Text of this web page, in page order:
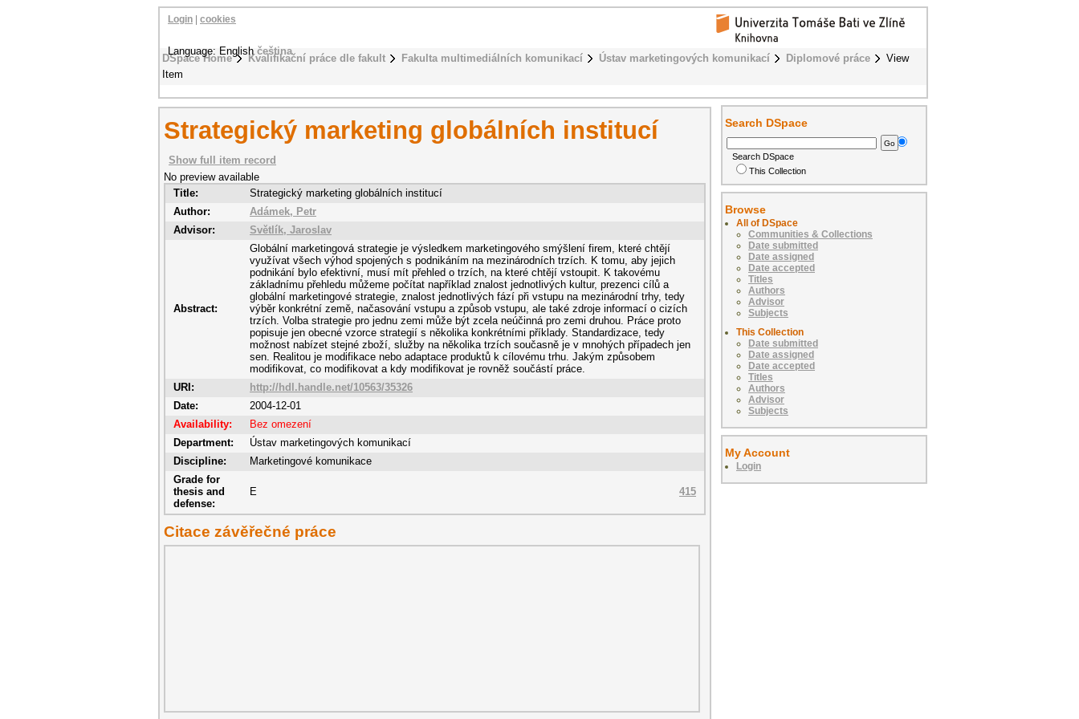
DSpace Home Kvalifikační práce dle fakult Fakulta multimediálních komunikací Ústav marketingových komunikací Diplomové práce
View
Item
Login cookies
Language: Englishčeština
Strategický marketing globálních institucí
Show full item record
No preview available
Title:
Strategický marketing globálních institucí
Author:
Adámek, Petr
Advisor:
Světlík, Jaroslav
Abstract:
Globální marketingová strategie je výsledkem marketingového smýšlení firem, které chtějí
využívat všech výhod spojených s podnikáním na mezinárodních trzích. K tomu, aby jejich
podnikání bylo efektivní, musí mít přehled o trzích, na které chtějí vstoupit. K takovému
základnímu přehledu můžeme počítat například znalost jednotlivých kultur, prezenci cílů a
globální marketingové strategie, znalost jednotlivých fází při vstupu na mezinárodní trhy, tedy
výběr konkrétní země, načasování vstupu a způsob vstupu, ale také zdroje informací o cizích
trzích. Volba strategie pro jednu zemi může být zcela neúčinná pro zemi druhou. Práce proto
popisuje jen obecné vzorce strategií s několika konkrétními příklady. Standardizace, tedy
možnost nabízet stejné zboží, služby na několika trzích současně je v mnohých případech jen
sen. Realitou je modifikace nebo adaptace produktů k cílovému trhu. Jakým způsobem
modifikovat, co modifikovat a kdy modifikovat je rovněž součástí práce.
URI:
http://hdl.handle.net/10563/35326
Date:
2004-12-01
Availability:
Bez omezení
Department:
Ústav marketingových komunikací
Discipline:
Marketingové komunikace
Grade for
thesis and
defense:
E 415
Citace závěřečné práce
Search DSpace
Search DSpace
This Collection
Browse
All of DSpace
Communities & Collections
Date submitted
Date assigned
Date accepted
Titles
Authors
Advisor
Subjects
This Collection
Date submitted
Date assigned
Date accepted
Titles
Authors
Advisor
Subjects
My Account
Login